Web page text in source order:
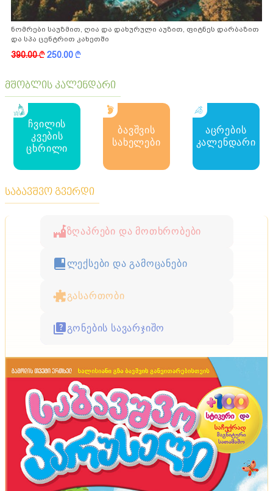
ნომრები საუზმით, ღია და დახურული აუზით, ფიტნეს დარბაზით
და სპა ცენტრით კახეთში
390.00k250.00k
მშობლის კალენდარი
ჩვილის
კვების
ცხრილი
ბავშვის
სახელები
აცრების
კალენდარი
საბავშვო გვერდი
ზღაპრები და მოთხრობები
ლექსები და გამოცანები
გასართობი
გონების სავარჯიშო